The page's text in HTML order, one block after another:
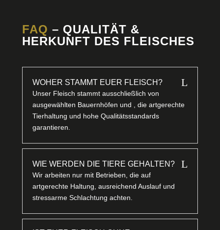
FAQ – QUALITÄT &
HERKUNFT DES FLEISCHES
WOHER STAMMT EUER FLEISCH? L
Unser Fleisch stammt ausschließlich von
ausgewählten Bauernhöfen und , die artgerechte
Tierhaltung und hohe Qualitätsstandards
garantieren.
WIE WERDEN DIE TIERE GEHALTEN? L
Wir arbeiten nur mit Betrieben, die auf
artgerechte Haltung, ausreichend Auslauf und
stressarme Schlachtung achten.